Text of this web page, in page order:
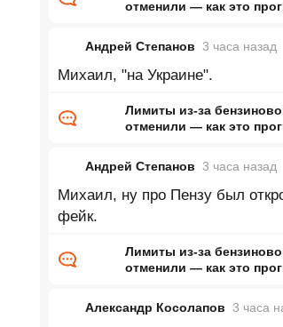
отменили — как это
Андрей Степанов 3 часа назад
Михаил, "на Украине".
Лимиты из-за
отменили — как это
Андрей Степанов 3 часа назад
Михаил, ну про Пензу был
фейк.
Лимиты из-за
отменили — как это
Александр Косолапов 3 часа